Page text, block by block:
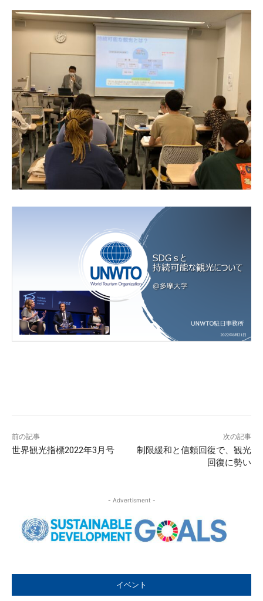
前の記事
世界観光指標2022年3月号
次の記事
制限緩和と信頼回復で、観光
回復に勢い
- Advertisment -
イベント